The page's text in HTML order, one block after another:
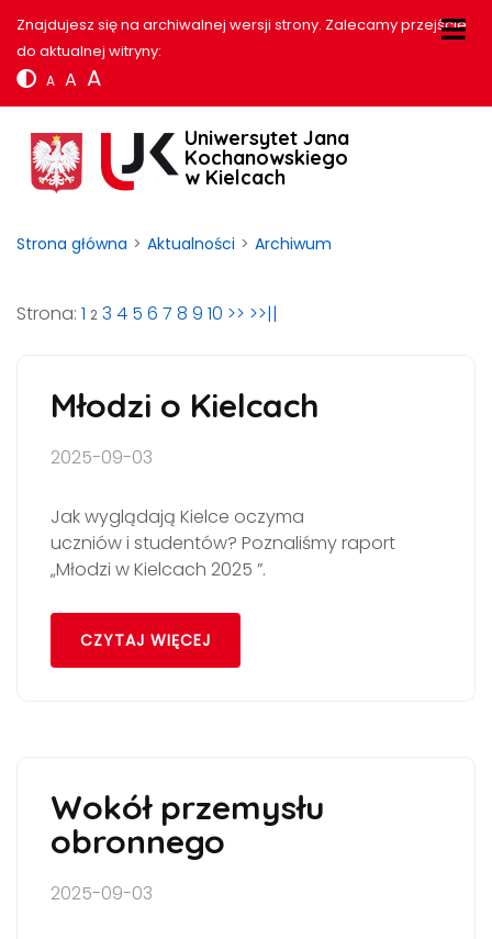
Znajdujesz się na archiwalnej wersji strony. Zalecamy przejście
do aktualnej witryny:
A A A
Uniwersytet Jana
Kochanowskiego
w Kielcach
Strona główna Aktualności Archiwum
Strona: 1 2 3 4 5 6 7 8 9 10 >> >>||
Młodzi o Kielcach
2025-09-03
Jak wyglądają Kielce oczyma
uczniów i studentów? Poznaliśmy raport
„Młodzi w Kielcach 2025 ”.
CZYTAJ WIĘCEJ
Wokół przemysłu
obronnego
2025-09-03